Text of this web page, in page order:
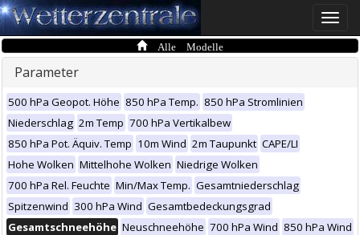
Toggle
Alle Modelle
Parameter
500 hPa Geopot. Höhe 850 hPa Temp. 850 hPa Stromlinien
Niederschlag 2m Temp 700 hPa Vertikalbew
850 hPa Pot. Äquiv. Temp 10m Wind 2m Taupunkt CAPE/LI
Hohe Wolken Mittelhohe Wolken Niedrige Wolken
700 hPa Rel. Feuchte Min/Max Temp. Gesamtniederschlag
Spitzenwind 300 hPa Wind Gesamtbedeckungsgrad
Gesamtschneehöhe Neuschneehöhe 700 hPa Wind 850 hPa Wind